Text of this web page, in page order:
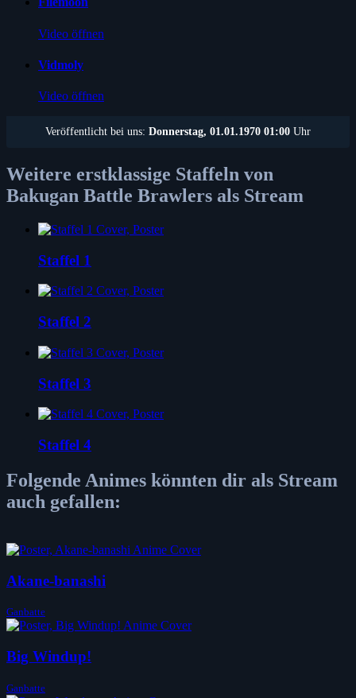
Video öffnen
Vidmoly
Video öffnen
Veröffentlicht bei uns: Donnerstag, 01.01.1970 01:00 Uhr
Weitere erstklassige Staffeln von
Bakugan Battle Brawlers als Stream
Staffel 1
Staffel 2
Staffel 3
Staffel 4
Folgende Animes könnten dir als Stream
auch gefallen:
Akane-banashi
Ganbatte
Big Windup!
Ganbatte